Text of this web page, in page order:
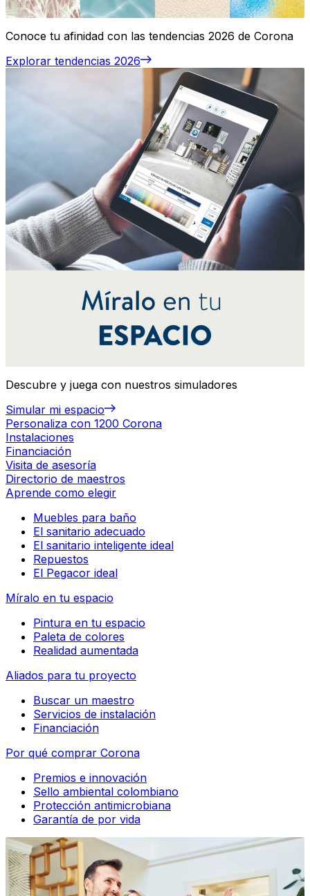
Conoce tu afinidad con las tendencias 2026 de Corona
Explorar tendencias 2026
Descubre y juega con nuestros simuladores
Simular mi espacio
Personaliza con 1200 Corona
Instalaciones
Financiación
Visita de asesoría
Directorio de maestros
Aprende como elegir
Muebles para baño
El sanitario adecuado
El sanitario inteligente ideal
Repuestos
El Pegacor ideal
Míralo en tu espacio
Pintura en tu espacio
Paleta de colores
Realidad aumentada
Aliados para tu proyecto
Buscar un maestro
Servicios de instalación
Financiación
Por qué comprar Corona
Premios e innovación
Sello ambiental colombiano
Protección antimicrobiana
Garantía de por vida